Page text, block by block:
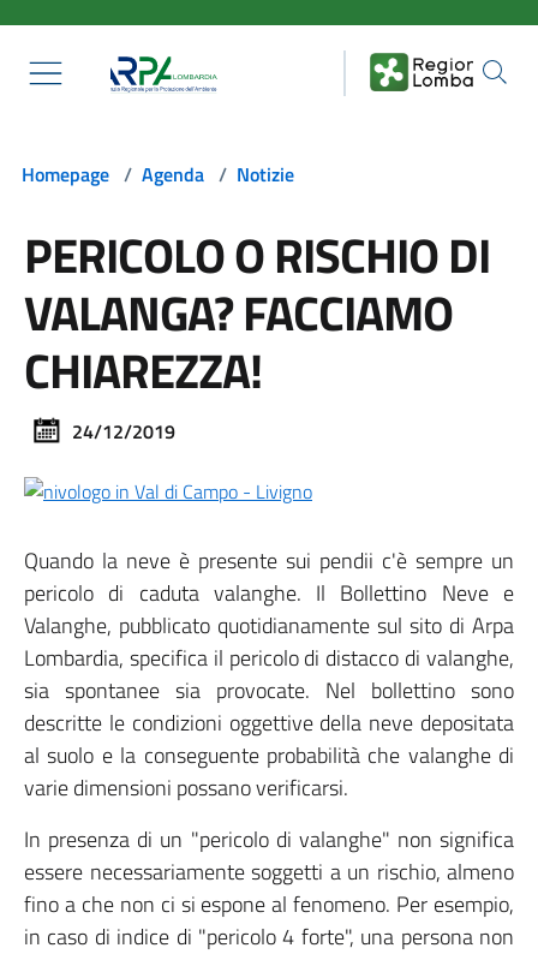
Homepage / Agenda / Notizie
PERICOLO O RISCHIO DI
VALANGA? FACCIAMO
CHIAREZZA!
24/12/2019
Quando la neve è presente sui pendii c'è sempre un
pericolo di caduta valanghe. Il Bollettino Neve e
Valanghe, pubblicato quotidianamente sul sito di Arpa
Lombardia, specifica il pericolo di distacco di valanghe,
sia spontanee sia provocate. Nel bollettino sono
descritte le condizioni oggettive della neve depositata
al suolo e la conseguente probabilità che valanghe di
varie dimensioni possano verificarsi.
In presenza di un "pericolo di valanghe" non significa
essere necessariamente soggetti a un rischio, almeno
fino a che non ci si espone al fenomeno. Per esempio,
in caso di indice di "pericolo 4 forte", una persona non